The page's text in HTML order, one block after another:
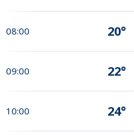
08:00 20°
09:00 22°
10:00 24°